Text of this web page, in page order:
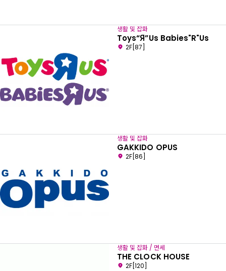
생활 및 잡화
Toys“Я”Us Babies"R"Us
2F[87]
생활 및 잡화
GAKKIDO OPUS
2F[86]
생활 및 잡화 / 면세
THE CLOCK HOUSE
2F[120]